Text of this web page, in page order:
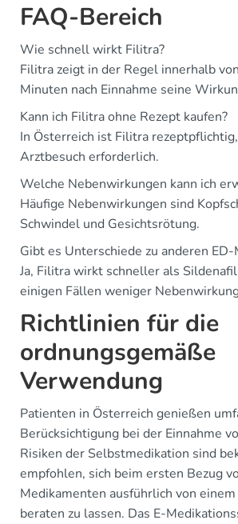
FAQ-Bereich
Wie schnell wirkt Filitra?
Filitra zeigt in der Regel innerhalb
Minuten nach Einnahme seine
Kann ich Filitra ohne Rezept kaufen?
In Österreich ist Filitra
Arztbesuch erforderlich.
Welche Nebenwirkungen kann ich
Häufige Nebenwirkungen sind
Schwindel und Gesichtsrötung.
Gibt es Unterschiede zu anderen
Ja, Filitra wirkt schneller als
einigen Fällen weniger
Richtlinien für die
ordnungsgemäße
Verwendung
Patienten in Österreich genießen
Berücksichtigung bei der Einnahme
Risiken der Selbstmedikation sind
empfohlen, sich beim ersten Bezug
Medikamenten ausführlich von
beraten zu lassen. Das E-